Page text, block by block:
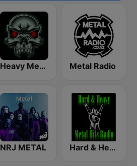
Heavy Metal Radio Metal Radio
NRJ METAL Hard & Heavy Metal Hits